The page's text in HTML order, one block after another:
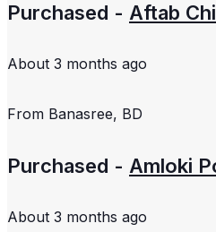
Purchased - Aftab
About 3 months ago
From Banasree, BD
Purchased - Amloki
About 3 months ago